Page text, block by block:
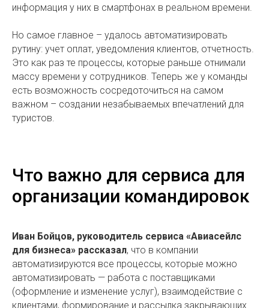
информация у них в смартфонах в реальном времени.
Но самое главное – удалось автоматизировать
рутину: учет оплат, уведомления клиентов, отчетность.
Это как раз те процессы, которые раньше отнимали
массу времени у сотрудников. Теперь же у команды
есть возможность сосредоточиться на самом
важном – создании незабываемых впечатлений для
туристов.
Что важно для сервиса для
организации командировок
Иван Бойцов, руководитель сервиса «Авиасейлс
для бизнеса» рассказал, что в компании
автоматизируются все процессы, которые можно
автоматизировать — работа с поставщиками
(оформление и изменение услуг), взаимодействие с
клиентами, формирование и рассылка закрывающих